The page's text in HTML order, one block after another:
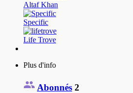
Altaf Khan
Specific
Life Trove
Plus d'info
Abonnés 2